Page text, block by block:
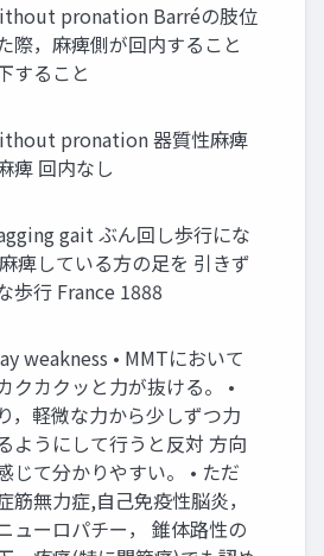
pronation Barréの肢位
際，麻痺側が回内すること
すること
pronation 器質性麻痺
痺 回内なし
gait ぶん回し歩行にな
痺している方の足を 引きず
歩行 France 1888
weakness • MMTにおいて
クカクッと力が抜ける。 •
，軽微な力から少しずつ力
ようにして行うと反対 方向
じて分かりやすい。 • ただ
筋無力症,自己免疫性脳炎，
ューロパチー， 錐体路性の